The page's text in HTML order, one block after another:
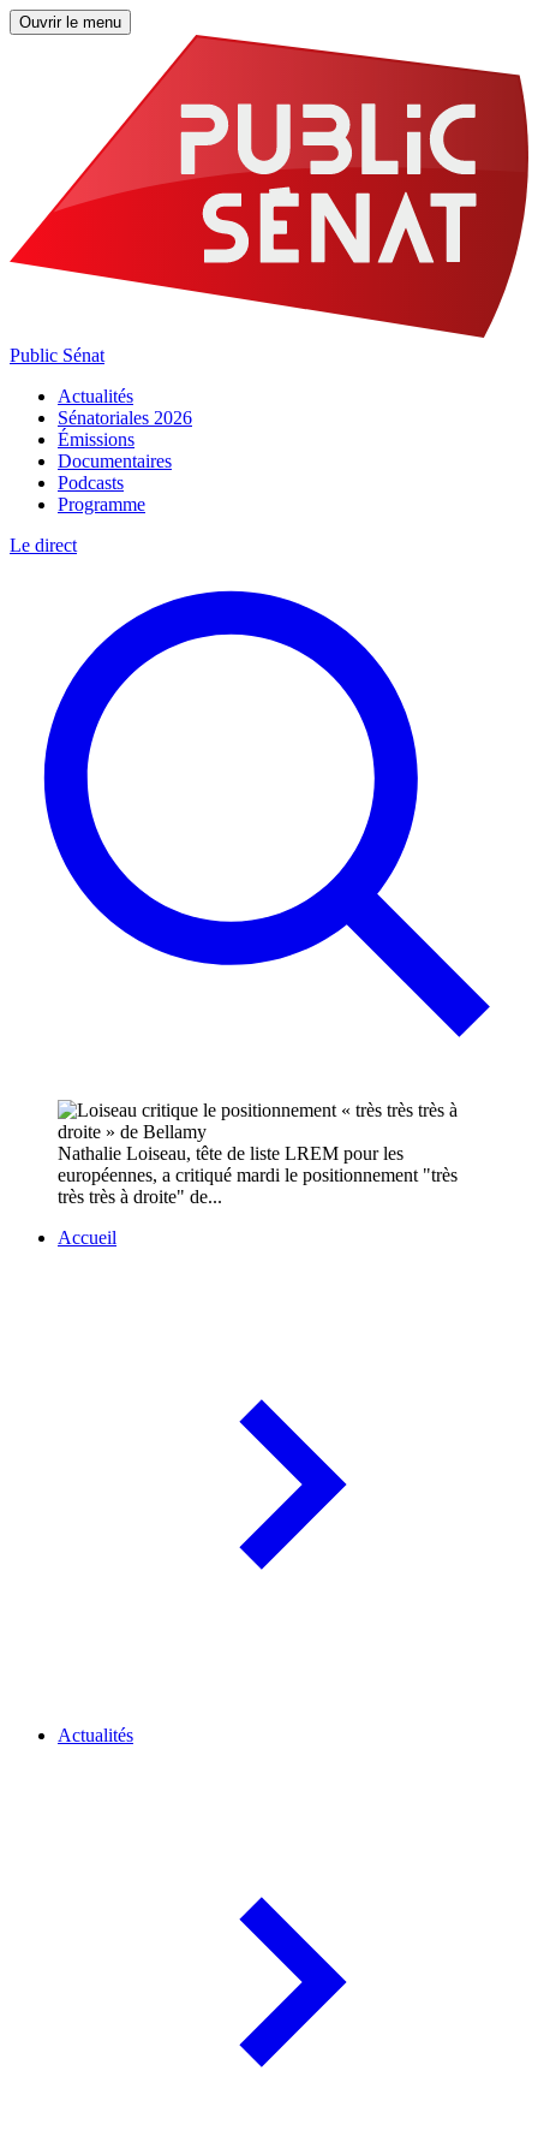
Ouvrir le menu
Public Sénat
Actualités
Sénatoriales 2026
Émissions
Documentaires
Podcasts
Programme
Le direct
Nathalie Loiseau, tête de liste LREM pour les
européennes, a critiqué mardi le positionnement "très
très très à droite" de...
Accueil
Actualités